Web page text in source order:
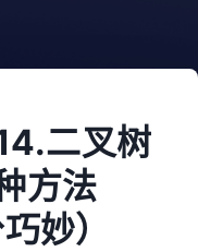
二叉树
方法
妙）